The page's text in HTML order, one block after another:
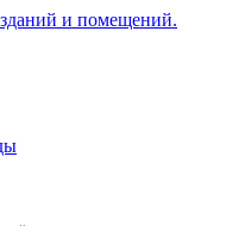
и помещений.